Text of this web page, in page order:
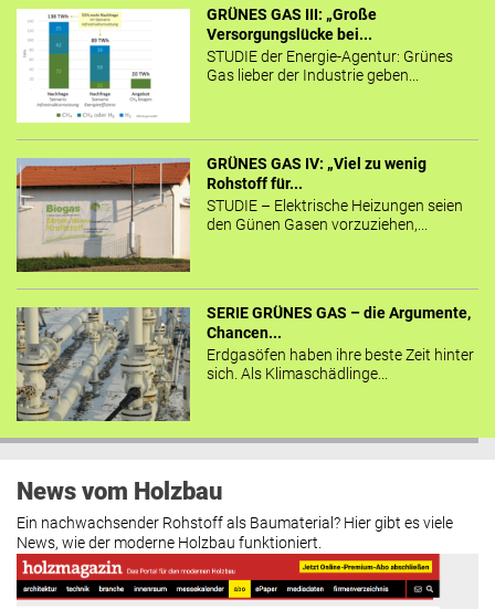
GRÜNES GAS III: „Große
Versorgungslücke bei...
STUDIE der Energie-Agentur: Grünes
Gas lieber der Industrie geben...
GRÜNES GAS IV: „Viel zu wenig
Rohstoff für...
STUDIE – Elektrische Heizungen seien
den Günen Gasen vorzuziehen,...
SERIE GRÜNES GAS – die Argumente,
Chancen...
Erdgasöfen haben ihre beste Zeit hinter
sich. Als Klimaschädlinge...
News vom Holzbau
Ein nachwachsender Rohstoff als Baumaterial? Hier gibt es viele
News, wie der moderne Holzbau funktioniert.